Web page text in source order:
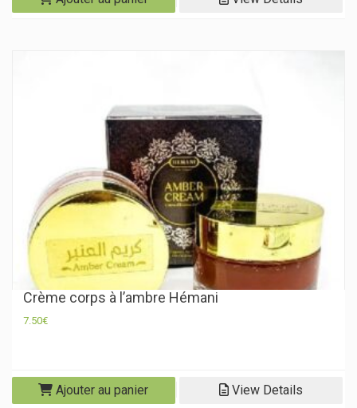
Crème corps à l’ambre Hémani
7.50€
Ajouter au panier View Details